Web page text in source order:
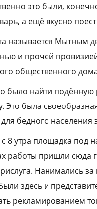
это были,
а ещё вкусно
называется Мытным
и прочей
общественного
было найти подённую
Это была
бедного
8 утра площадка под
работы пришли сюда
Нанимались за
здесь и
рекламированием